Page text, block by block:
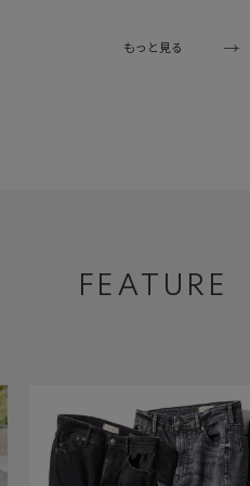
もっと見る
FEATURE